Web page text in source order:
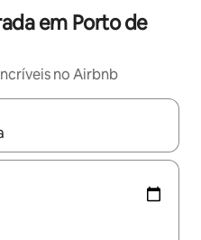
em Porto de
no Airbnb
disponíveis, explore-os